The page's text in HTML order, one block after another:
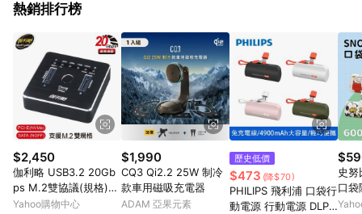
熱銷排行榜
$2,450
伽利略 USB3.2 20Gb
ps M.2雙協議(規格)
對拷(拷貝)機 (DMC32
Yahoo購物中心
$1,990
CQ3 Qi2.2 25W 制冷
款車用磁吸充電器
ADAM 亞果元素
歷史低價
$473 (降$70)
PHILIPS 飛利浦 口袋行
動電源 行動電源 DLP2
史努
口袋
E-